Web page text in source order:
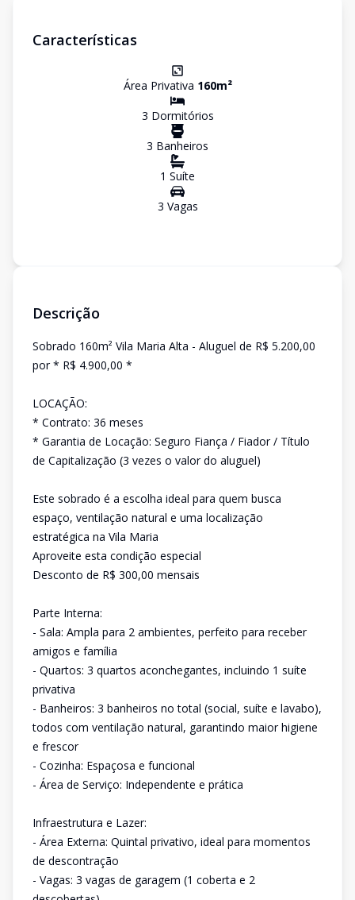
Características
Área Privativa 160m²
3 Dormitórios
3 Banheiros
1 Suíte
3 Vagas
Descrição
Sobrado 160m² Vila Maria Alta - Aluguel de R$ 5.200,00
por * R$ 4.900,00 *
LOCAÇÃO:
* Contrato: 36 meses
* Garantia de Locação: Seguro Fiança / Fiador / Título
de Capitalização (3 vezes o valor do aluguel)
Este sobrado é a escolha ideal para quem busca
espaço, ventilação natural e uma localização
estratégica na Vila Maria
Aproveite esta condição especial
Desconto de R$ 300,00 mensais
Parte Interna:
- Sala: Ampla para 2 ambientes, perfeito para receber
amigos e família
- Quartos: 3 quartos aconchegantes, incluindo 1 suíte
privativa
- Banheiros: 3 banheiros no total (social, suíte e lavabo),
todos com ventilação natural, garantindo maior higiene
e frescor
- Cozinha: Espaçosa e funcional
- Área de Serviço: Independente e prática
Infraestrutura e Lazer:
- Área Externa: Quintal privativo, ideal para momentos
de descontração
- Vagas: 3 vagas de garagem (1 coberta e 2